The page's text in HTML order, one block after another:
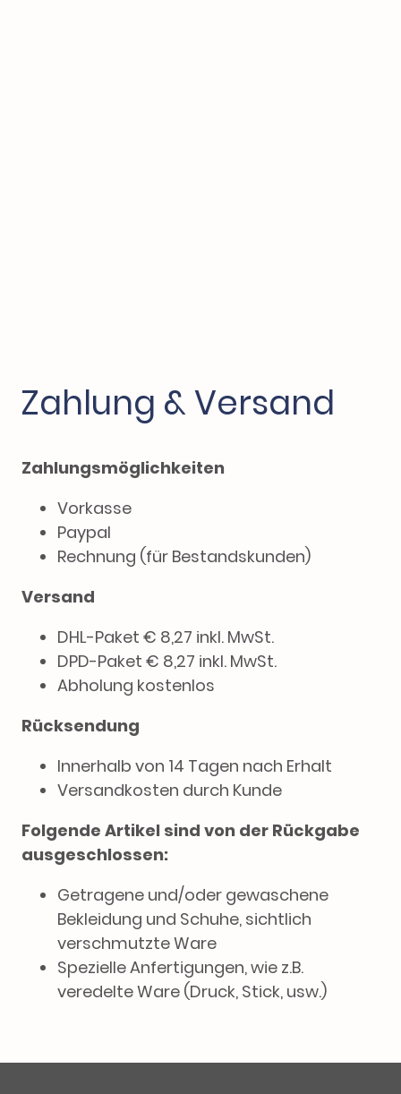
Zahlung & Versand
Zahlungsmöglichkeiten
Vorkasse
Paypal
Rechnung (für Bestandskunden)
Versand
DHL-Paket € 8,27 inkl. MwSt.
DPD-Paket € 8,27 inkl. MwSt.
Abholung kostenlos
Rücksendung
Innerhalb von 14 Tagen nach Erhalt
Versandkosten durch Kunde
Folgende Artikel sind von der Rückgabe
ausgeschlossen:
Getragene und/oder gewaschene
Bekleidung und Schuhe, sichtlich
verschmutzte Ware
Spezielle Anfertigungen, wie z.B.
veredelte Ware (Druck, Stick, usw.)